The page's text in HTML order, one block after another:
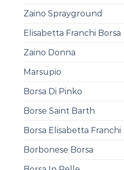
Zaino Sprayground
Elisabetta Franchi Borsa
Zaino Donna
Marsupio
Borsa Di Pinko
Borse Saint Barth
Borsa Elisabetta Franchi
Borbonese Borsa